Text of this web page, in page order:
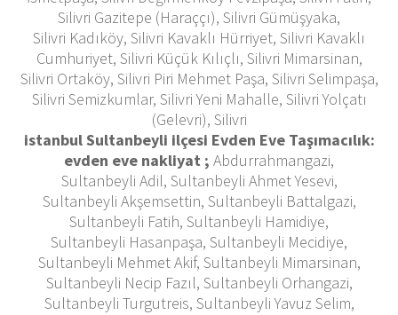
Silivri Gazitepe (Haraççı), Silivri Gümüşyaka,
Silivri Kadıköy, Silivri Kavaklı Hürriyet, Silivri Kavaklı
Cumhuriyet, Silivri Küçük Kılıçlı, Silivri Mimarsinan,
Silivri Ortaköy, Silivri Piri Mehmet Paşa, Silivri Selimpaşa,
Silivri Semizkumlar, Silivri Yeni Mahalle, Silivri Yolçatı
(Gelevri), Silivri
istanbul Sultanbeyli ilçesi Evden Eve Taşımacılık:
evden eve nakliyat ; Abdurrahmangazi,
Sultanbeyli Adil, Sultanbeyli Ahmet Yesevi,
Sultanbeyli Akşemsettin, Sultanbeyli Battalgazi,
Sultanbeyli Fatih, Sultanbeyli Hamidiye,
Sultanbeyli Hasanpaşa, Sultanbeyli Mecidiye,
Sultanbeyli Mehmet Akif, Sultanbeyli Mimarsinan,
Sultanbeyli Necip Fazıl, Sultanbeyli Orhangazi,
Sultanbeyli Turgutreis, Sultanbeyli Yavuz Selim,